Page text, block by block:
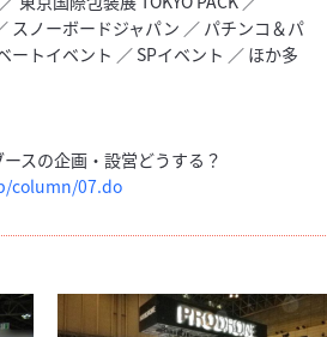
スノーボードジャパン ／ パチンコ＆パ
ートイベント ／ SPイベント ／ ほか多
スの企画・設営どうする？
column/07.do